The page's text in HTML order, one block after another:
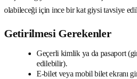
olabileceği için ince bir kat giysi tavsiye
Getirilmesi Gerekenler
Geçerli kimlik ya da pasaport
edilebilir).
E-bilet veya mobil bilet ekranı